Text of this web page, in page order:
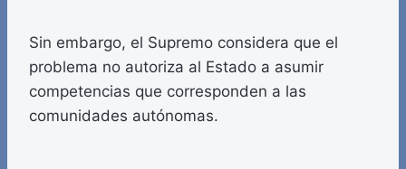
Sin embargo, el Supremo considera que el
problema no autoriza al Estado a asumir
competencias que corresponden a las
comunidades autónomas.